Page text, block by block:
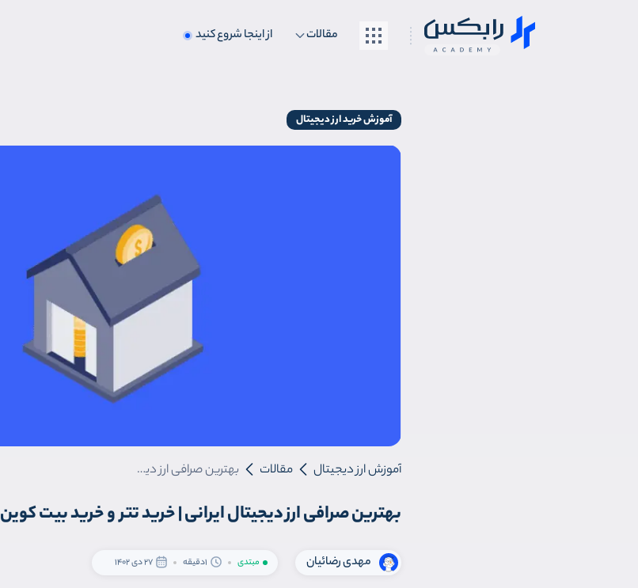
مقالات از اینجا شروع کنید
آموزش خرید ارز دیجیتال
آموزش ارز دیجیتال مقالات بهترین صرافی ارز دیجیتال ایرانی | خرید تتر و خرید بیت کوین
بهترین صرافی ارز دیجیتال ایرانی | خرید تتر و خرید بیت کوین
مهدی رضائیان مبتدی 1دقیقه 27 دی 1402